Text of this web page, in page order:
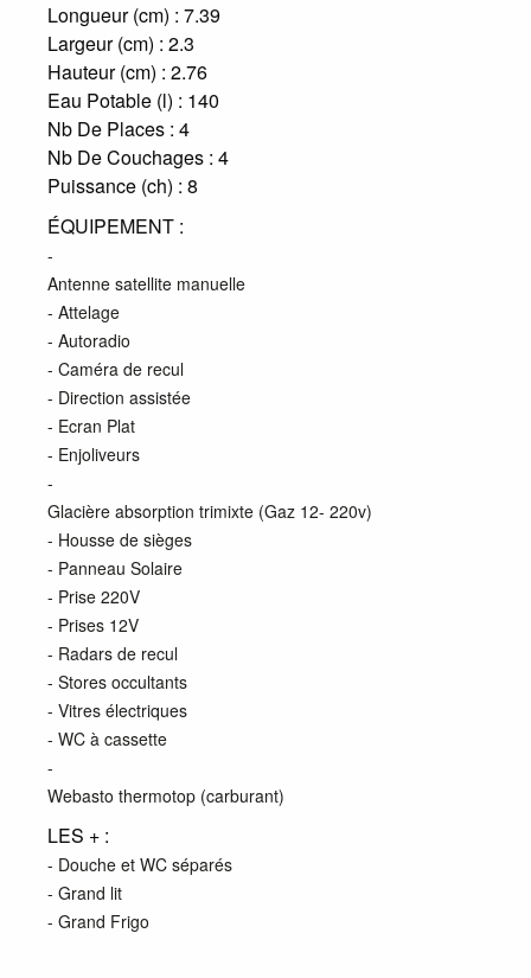
Longueur (cm) : 7.39
Largeur (cm) : 2.3
Hauteur (cm) : 2.76
Eau Potable (l) : 140
Nb De Places : 4
Nb De Couchages : 4
Puissance (ch) : 8
ÉQUIPEMENT :
-
Antenne satellite manuelle
- Attelage
- Autoradio
- Caméra de recul
- Direction assistée
- Ecran Plat
- Enjoliveurs
-
Glacière absorption trimixte (Gaz 12- 220v)
- Housse de sièges
- Panneau Solaire
- Prise 220V
- Prises 12V
- Radars de recul
- Stores occultants
- Vitres électriques
- WC à cassette
-
Webasto thermotop (carburant)
LES + :
- Douche et WC séparés
- Grand lit
- Grand Frigo